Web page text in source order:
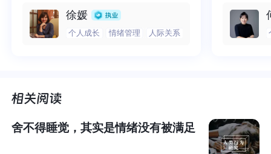
正确的位置上。然后，你需要花费近一个小时的时间反复
清洗双手，直到皮肤都变得通红。出门前，你更是要反复
确认手机、钱包、钥匙是否带齐，门锁是否关好……
是强迫症患者每天都在经历的痛苦的一切。
01
一部分未处理的情绪被注意到了，
而且当咨询师准确说出我当时的情
觉轻快了很多，感觉轻松了。很感
谢咨询师姐姐！
处理的情绪被注意到了，而且当咨
询师准确说出我当时的情绪，我感
了很多，感觉轻松了。很感谢咨询
师姐姐！
徐媛
个人成长 情绪管理 人际关系
来，觉
再困于
不必再
梏，更
舍不得睡觉，其实是情绪没有被满足